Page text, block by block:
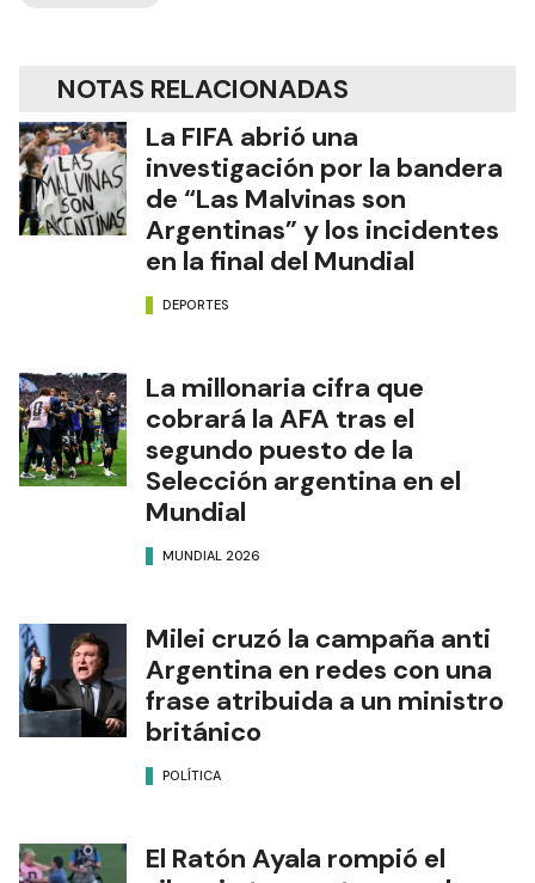
NOTAS RELACIONADAS
La FIFA abrió una
investigación por la bandera
de “Las Malvinas son
Argentinas” y los incidentes
en la final del Mundial
DEPORTES
La millonaria cifra que
cobrará la AFA tras el
segundo puesto de la
Selección argentina en el
Mundial
MUNDIAL 2026
Milei cruzó la campaña anti
Argentina en redes con una
frase atribuida a un ministro
británico
POLÍTICA
El Ratón Ayala rompió el